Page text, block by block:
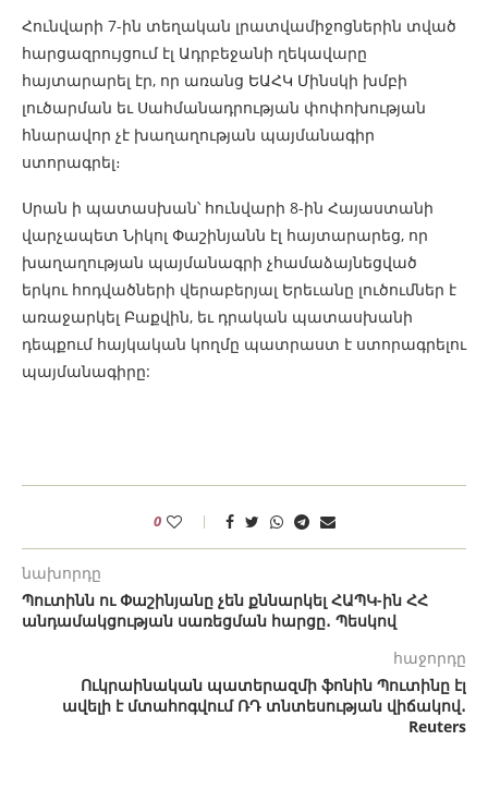
Հունվարի 7-ին տեղական լրատվամիջոցներին տված
հարցազրույցում էլ Ադրբեջանի ղեկավարը
հայտարարել էր, որ առանց ԵԱՀԿ Մինսկի խմբի
լուծարման եւ Սահմանադրության փոփոխության
հնարավոր չէ խաղաղության պայմանագիր
ստորագրել։
Սրան ի պատասխան՝ հունվարի 8-ին Հայաստանի
վարչապետ Նիկոլ Փաշինյանն էլ հայտարարեց, որ
խաղաղության պայմանագրի չհամաձայնեցված
երկու հոդվածների վերաբերյալ Երեւանը լուծումներ է
առաջարկել Բաքվին, եւ դրական պատասխանի
դեպքում հայկական կողմը պատրաստ է ստորագրելու
պայմանագիրը:
0
նախորդը
Պուտինն ու Փաշինյանը չեն քննարկել ՀԱՊԿ-ին ՀՀ
անդամակցության սառեցման հարցը․ Պեսկով
հաջորդը
Ուկրաինական պատերազմի ֆոնին Պուտինը էլ
ավելի է մտահոգվում ՌԴ տնտեսության վիճակով․
Reuters